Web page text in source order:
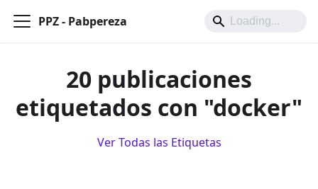
PPZ - Pabpereza
20 publicaciones
etiquetados con "docker"
Ver Todas las Etiquetas